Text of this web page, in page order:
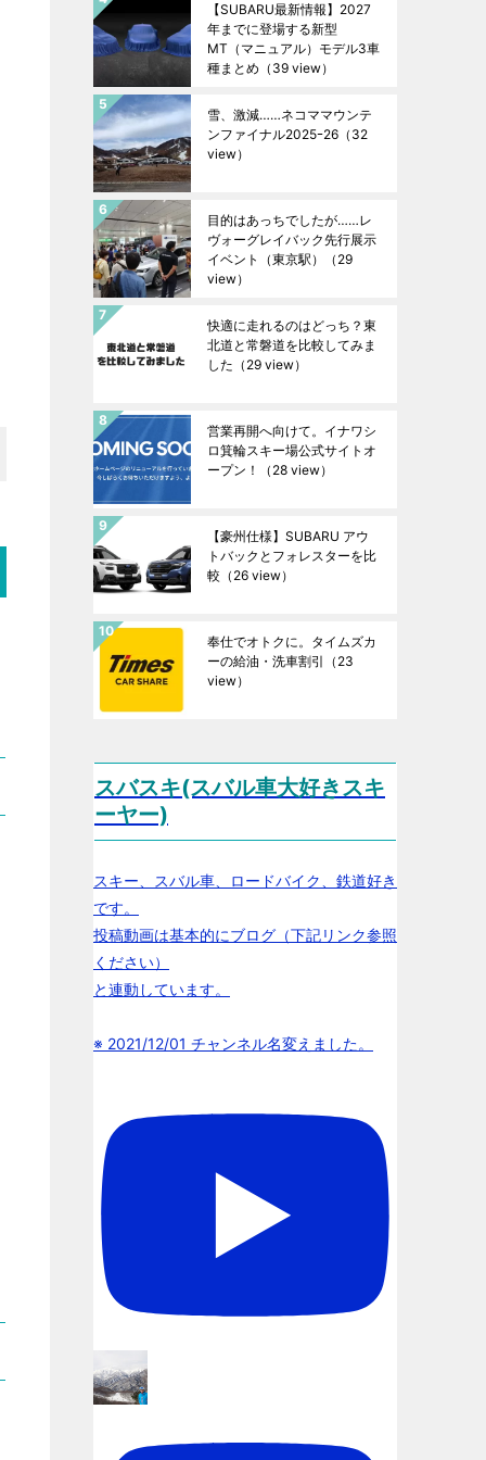
【SUBARU最新情報】2027
年までに登場する新型
MT（マニュアル）モデル3車
種まとめ （39 view）
雪、激減……ネコママウンテ
ンファイナル2025ｰ26 （32
view）
目的はあっちでしたが……レ
ヴォーグレイバック先行展示
イベント（東京駅）
（29
view）
快適に走れるのはどっち？東
北道と常磐道を比較してみま
した （29 view）
営業再開へ向けて。イナワシ
ロ箕輪スキー場公式サイトオ
ープン！
（28 view）
【豪州仕様】SUBARU アウ
トバックとフォレスターを比
較 （26 view）
奉仕でオトクに。タイムズカ
ーの給油・洗車割引 （23
view）
スバスキ(スバル車大好きスキ
ーヤー)
スキー、スバル車、ロードバイク、鉄道好き
です。
投稿動画は基本的にブログ（下記リンク参照
ください）
と連動しています。
※ 2021/12/01 チャンネル名変えました。